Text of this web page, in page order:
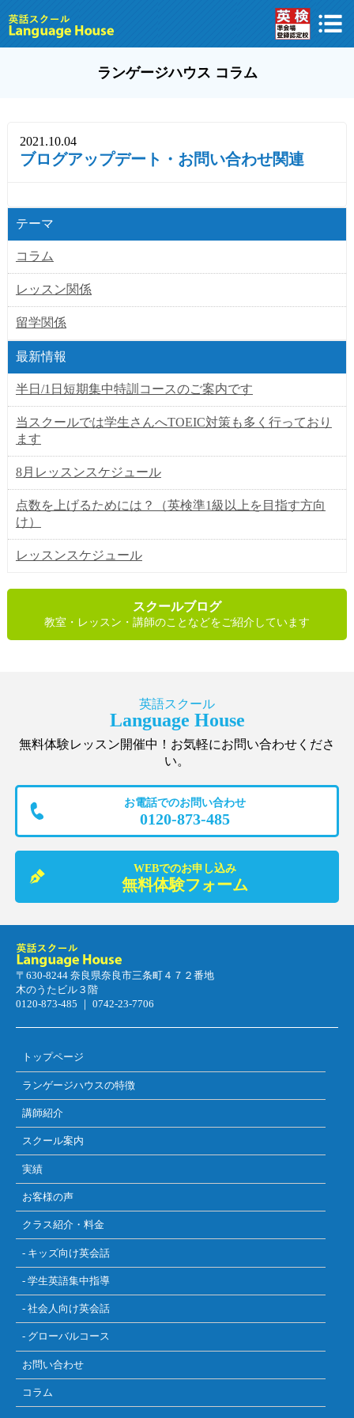
ランゲージハウス コラム
2021.10.04
ブログアップデート・お問い合わせ関連
テーマ
コラム
レッスン関係
留学関係
最新情報
半日/1日短期集中特訓コースのご案内です
当スクールでは学生さんへTOEIC対策も多く行っており
ます
8月レッスンスケジュール
点数を上げるためには？（英検準1級以上を目指す方向
け）
レッスンスケジュール
スクールブログ
教室・レッスン・講師のことなどをご紹介しています
英語スクール
Language House
無料体験レッスン開催中！お気軽にお問い合わせくださ
い。
お電話でのお問い合わせ
0120-873-485
WEBでのお申し込み
無料体験フォーム
〒630-8244 奈良県奈良市三条町４７２番地
木のうたビル３階
0120-873-485 ｜ 0742-23-7706
トップページ
ランゲージハウスの特徴
講師紹介
スクール案内
実績
お客様の声
クラス紹介・料金
- キッズ向け英会話
- 学生英語集中指導
- 社会人向け英会話
- グローバルコース
お問い合わせ
コラム